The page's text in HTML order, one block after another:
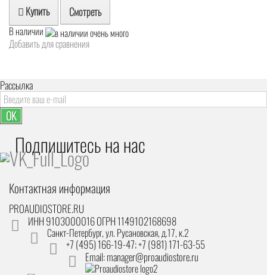
Купить Смотреть
В наличии
Добавить для сравнения
Рассылка
OK
Подпишитесь на наc
Контактная информация
PROAUDIOSTORE.RU
ИНН 9103000016 ОГРН 1149102168698
Санкт-Петербург,ул. Русановская, д.17, к.2
+7 (495) 166-19-47; +7 (981) 171-63-55
Email: manager@proaudiostore.ru